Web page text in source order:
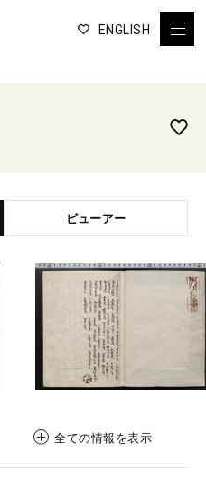
ENGLISH
ビューアー
全ての情報を表示